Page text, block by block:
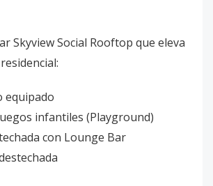
Skyview Social Rooftop que eleva
equipado
infantiles (Playground)
con Lounge Bar